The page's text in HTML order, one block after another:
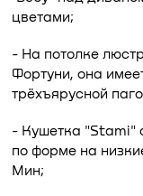
цветами;
- На потолке
Фортуни, она
трёхъярусной
- Кушетка "Stami"
по форме на
Мин;